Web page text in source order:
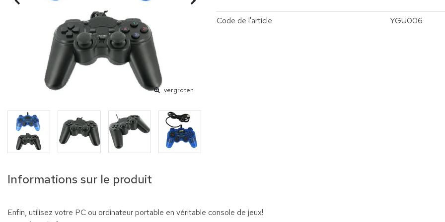
vergroten
Code de l'article YGU006
Informations sur le produit
Enfin, utilisez votre PC ou ordinateur portable en véritable console de jeux!